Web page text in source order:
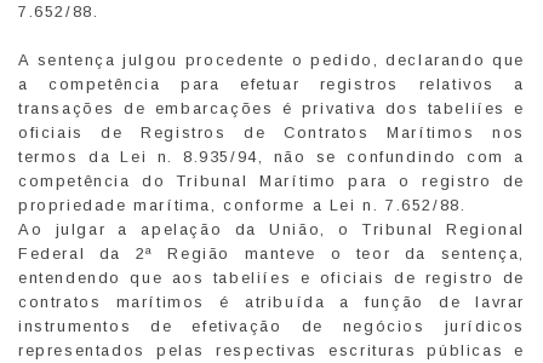
7.652/88.
A sentença julgou procedente o pedido, declarando que
a competência para efetuar registros relativos a
transações de embarcações é privativa dos tabeliíes e
oficiais de Registros de Contratos Marítimos nos
termos da Lei n. 8.935/94, não se confundindo com a
competência do Tribunal Marítimo para o registro de
propriedade marítima, conforme a Lei n. 7.652/88.
Ao julgar a apelação da União, o Tribunal Regional
Federal da 2ª Região manteve o teor da sentença,
entendendo que aos tabeliíes e oficiais de registro de
contratos marítimos é atribuída a função de lavrar
instrumentos de efetivação de negócios jurídicos
representados pelas respectivas escrituras públicas e